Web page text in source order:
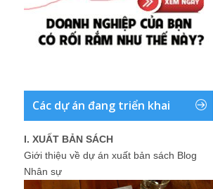
Các dự án đang triển khai
I. XUẤT BẢN SÁCH
Giới thiệu về dự án xuất bản sách Blog
Nhân sự